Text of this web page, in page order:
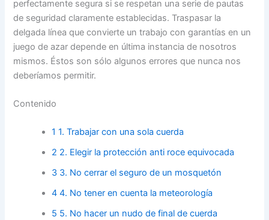
perfectamente segura si se respetan una serie de pautas
de seguridad claramente establecidas. Traspasar la
delgada línea que convierte un trabajo con garantías en un
juego de azar depende en última instancia de nosotros
mismos. Éstos son sólo algunos errores que nunca nos
deberíamos permitir.
Contenido
1 1. Trabajar con una sola cuerda
2 2. Elegir la protección anti roce equivocada
3 3. No cerrar el seguro de un mosquetón
4 4. No tener en cuenta la meteorología
5 5. No hacer un nudo de final de cuerda